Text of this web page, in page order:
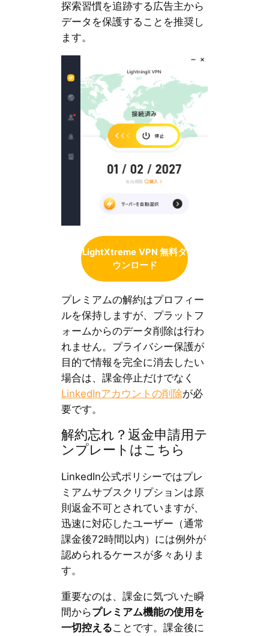
探索習慣を追跡する広告主から
データを保護することを推奨し
ます。
LightXtreme VPN 無料ダ
ウンロード
プレミアムの解約はプロフィー
ルを保持しますが、プラットフ
ォームからのデータ削除は行わ
れません。プライバシー保護が
目的で情報を完全に消去したい
場合は、課金停止だけでなく
LinkedInアカウントの削除が必
要です。
解約忘れ？返金申請用テ
ンプレートはこちら
LinkedIn公式ポリシーではプレ
ミアムサブスクリプションは原
則返金不可とされていますが、
迅速に対応したユーザー（通常
課金後72時間以内）には例外が
認められるケースが多々ありま
す。
重要なのは、課金に気づいた瞬
間からプレミアム機能の使用を
一切控えることです。課金後に